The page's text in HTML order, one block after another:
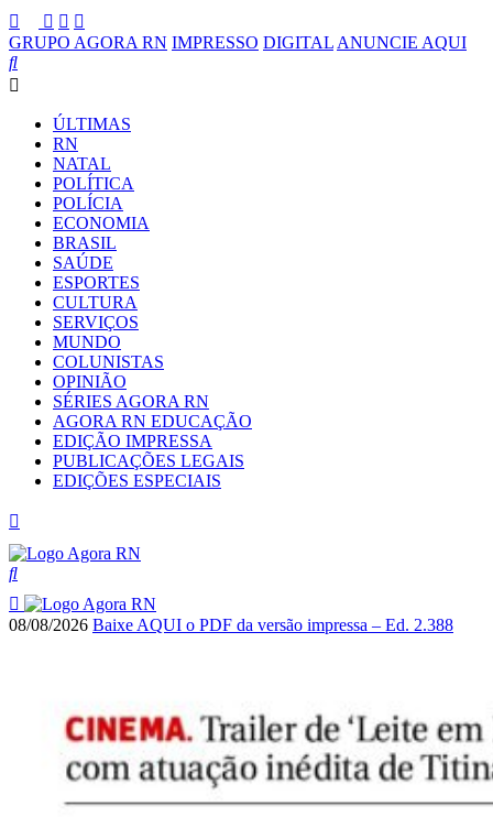
GRUPO AGORA RN IMPRESSO DIGITAL ANUNCIE AQUI
ÚLTIMAS
RN
NATAL
POLÍTICA
POLÍCIA
ECONOMIA
BRASIL
SAÚDE
ESPORTES
CULTURA
SERVIÇOS
MUNDO
COLUNISTAS
OPINIÃO
SÉRIES AGORA RN
AGORA RN EDUCAÇÃO
EDIÇÃO IMPRESSA
PUBLICAÇÕES LEGAIS
EDIÇÕES ESPECIAIS
08/08/2026 Baixe AQUI o PDF da versão impressa – Ed. 2.388